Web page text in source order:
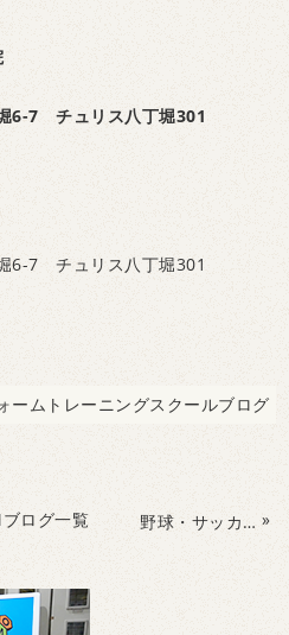
6-7 チュリス八丁堀301
6-7 チュリス八丁堀301
ームトレーニングスクールブログ
ブログ一覧 野球・サッカー・キッズ！！スクールはフォームで »